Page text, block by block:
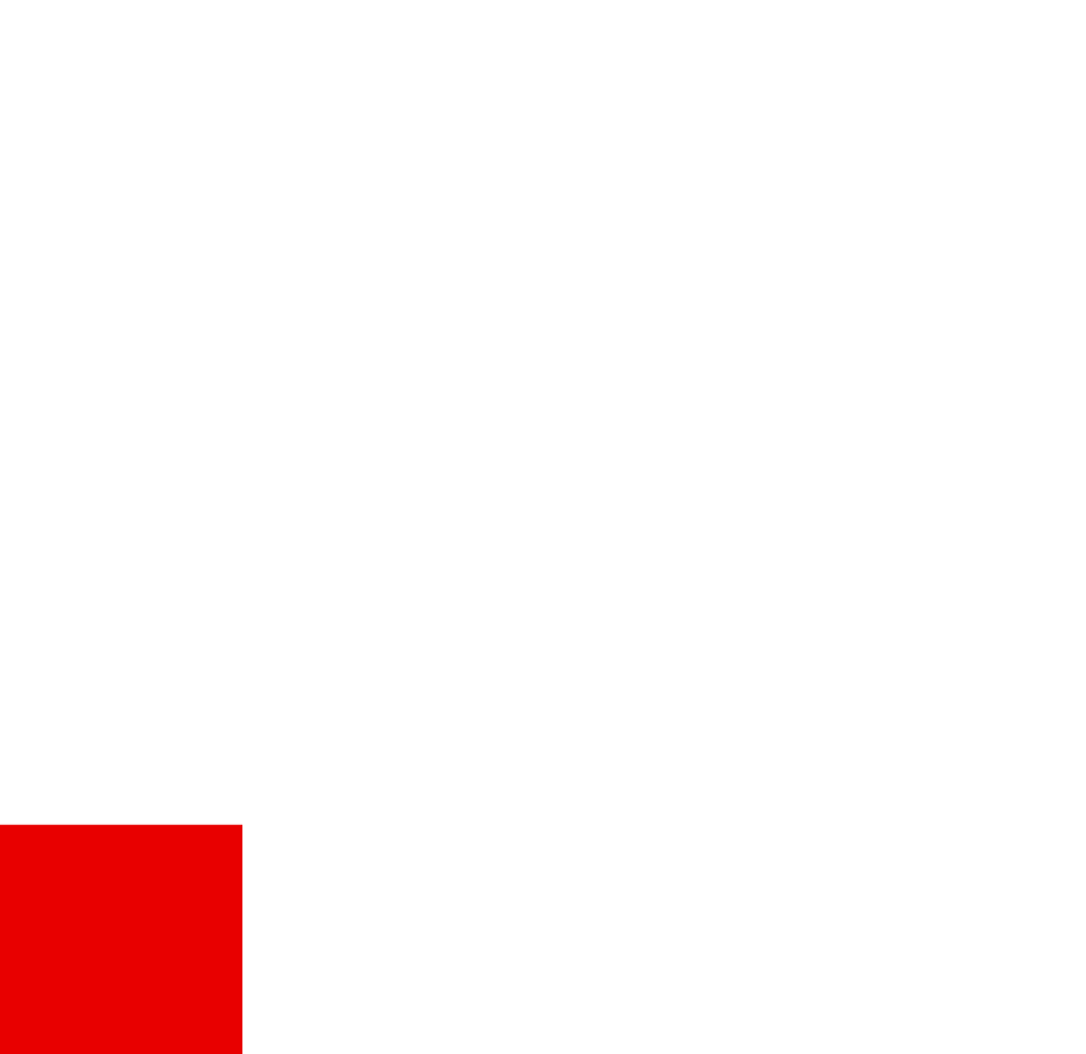
našim kompletním produktovým portfoliem.
střediscích v České republice. Více informací se dozvíte na stránkách jednotlivých středisek.